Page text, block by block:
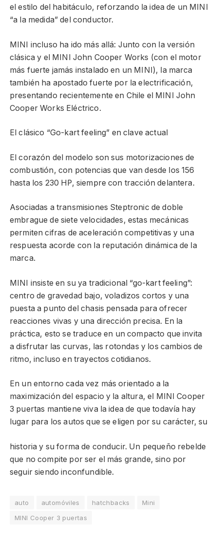
el estilo del habitáculo, reforzando la idea de un MINI
“a la medida” del conductor.
MINI incluso ha ido más allá: Junto con la versión
clásica y el MINI John Cooper Works (con el motor
más fuerte jamás instalado en un MINI), la marca
también ha apostado fuerte por la electrificación,
presentando recientemente en Chile el MINI John
Cooper Works Eléctrico.
El clásico “Go-kart feeling” en clave actual
El corazón del modelo son sus motorizaciones de
combustión, con potencias que van desde los 156
hasta los 230 HP, siempre con tracción delantera.
Asociadas a transmisiones Steptronic de doble
embrague de siete velocidades, estas mecánicas
permiten cifras de aceleración competitivas y una
respuesta acorde con la reputación dinámica de la
marca.
MINI insiste en su ya tradicional “go-kart feeling”:
centro de gravedad bajo, voladizos cortos y una
puesta a punto del chasis pensada para ofrecer
reacciones vivas y una dirección precisa. En la
práctica, esto se traduce en un compacto que invita
a disfrutar las curvas, las rotondas y los cambios de
ritmo, incluso en trayectos cotidianos.
En un entorno cada vez más orientado a la
maximización del espacio y la altura, el MINI Cooper
3 puertas mantiene viva la idea de que todavía hay
lugar para los autos que se eligen por su carácter, su
historia y su forma de conducir. Un pequeño rebelde
que no compite por ser el más grande, sino por
seguir siendo inconfundible.
auto automóviles hatchbacks
Mini
MINI Cooper 3 puertas